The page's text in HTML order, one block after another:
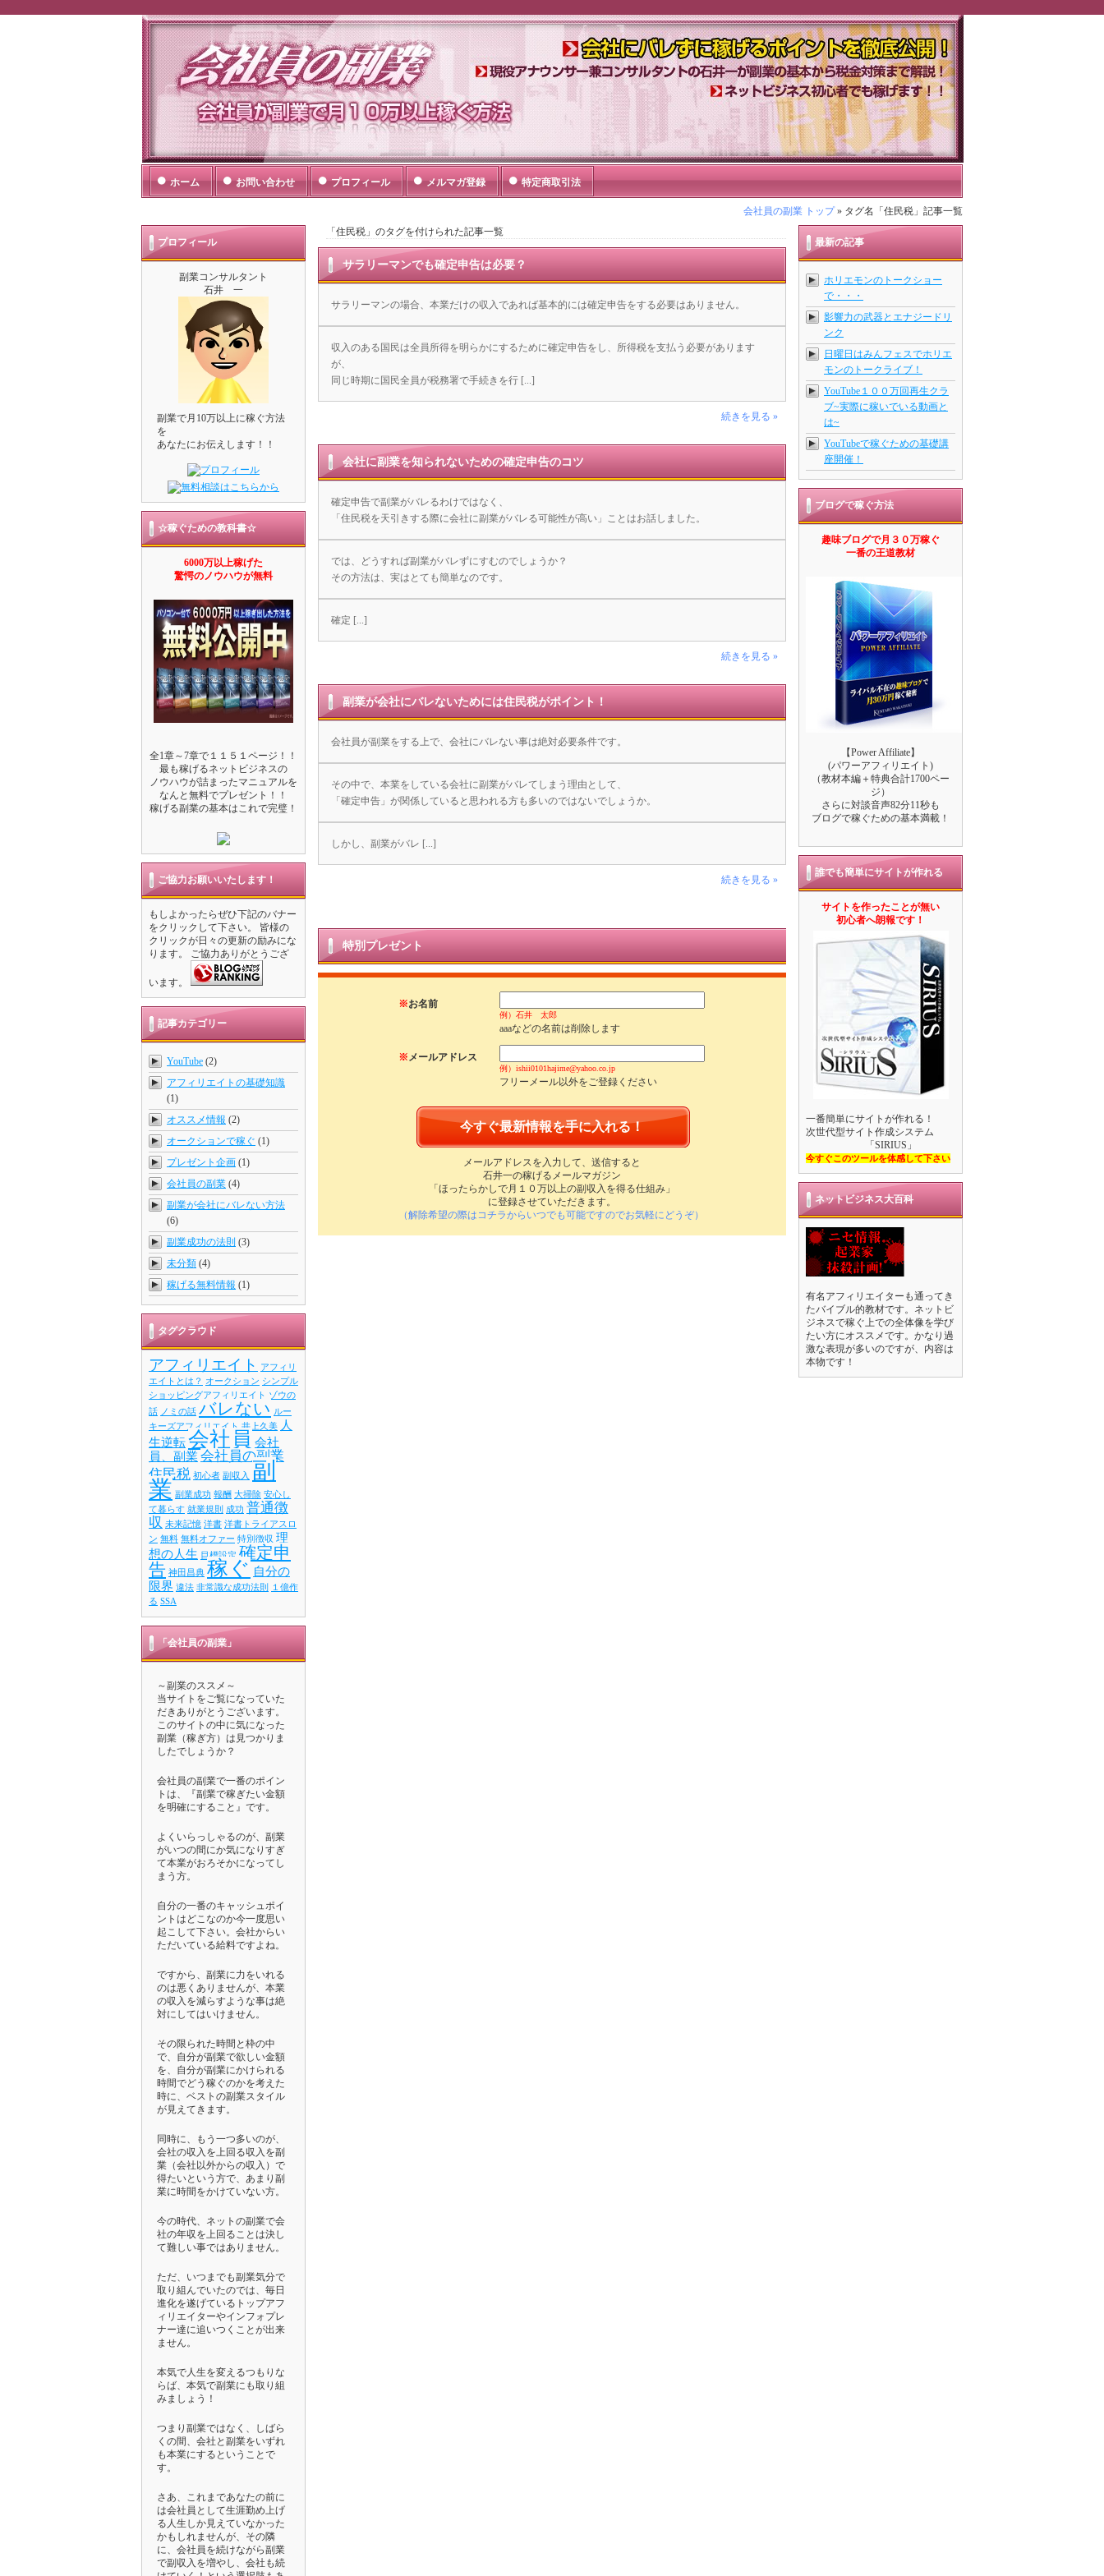
会社員の副業
会社員（サラリーマン・OL）を続けながら、副業で会社にバレずに月10万円以上稼げるポイントを徹底公開！ネットビジネス初心
者でも迷わず取り組めるようこのサイトでは副業の基本から徹底解説！
ホーム お問い合わせ プロフィール メルマガ登録 特定商取引法
会社員の副業 トップ» タグ名「住民税」記事一覧
「住民税」のタグを付けられた記事一覧
サラリーマンでも確定申告は必要？
サラリーマンの場合、本業だけの収入であれば基本的には確定申告をする必要はありません。
収入のある国民は全員所得を明らかにするために確定申告をし、所得税を支払う必要があります
が、
同じ時期に国民全員が税務署で手続きを行 [...]
続きを見る »
会社に副業を知られないための確定申告のコツ
確定申告で副業がバレるわけではなく、
「住民税を天引きする際に会社に副業がバレる可能性が高い」ことはお話しました。
では、どうすれば副業がバレずにすむのでしょうか？
その方法は、実はとても簡単なのです。
確定 [...]
続きを見る »
副業が会社にバレないためには住民税がポイント！
会社員が副業をする上で、会社にバレない事は絶対必要条件です。
その中で、本業をしている会社に副業がバレてしまう理由として、
「確定申告」が関係していると思われる方も多いのではないでしょうか。
しかし、副業がバレ [...]
続きを見る »
特別プレゼント
※お名前
例）石井 太郎
aaaなどの名前は削除します
※メールアドレス
例）ishii0101hajime@yahoo.co.jp
フリーメール以外をご登録ください
メールアドレスを入力して、送信すると
石井一の稼げるメールマガジン
「ほったらかしで月１０万以上の副収入を得る仕組み」
に登録させていただきます。
（解除希望の際はコチラからいつでも可能ですのでお気軽にどうぞ）
最新の記事
ホリエモンのトークショー
で・・・
影響力の武器とエナジードリ
ンク
日曜日はみんフェスでホリエ
モンのトークライブ！
YouTube１００万回再生クラ
ブ~実際に稼いでいる動画と
は~
YouTubeで稼ぐための基礎講
座開催！
ブログで稼ぐ方法
趣味ブログで月３０万稼ぐ
一番の王道教材
【Power Affiliate】
(パワーアフィリエイト)
（教材本編＋特典合計1700ペー
ジ）
さらに対談音声82分11秒も
ブログで稼ぐための基本満載！
誰でも簡単にサイトが作れる
サイトを作ったことが無い
初心者へ朗報です！
一番簡単にサイトが作れる！
次世代型サイト作成システム
「SIRIUS」
今すぐこのツールを体感して下さい
ネットビジネス大百科
有名アフィリエイターも通ってき
たバイブル的教材です。ネットビ
ジネスで稼ぐ上での全体像を学び
たい方にオススメです。かなり過
激な表現が多いのですが、内容は
本物です！
プロフィール
副業コンサルタント
石井 一
副業で月10万以上に稼ぐ方法
を
あなたにお伝えします！！
☆稼ぐための教科書☆
6000万以上稼げた
驚愕のノウハウが無料
全1章～7章で１１５１ページ！！
最も稼げるネットビジネスの
ノウハウが詰まったマニュアルを
なんと無料でプレゼント！！
稼げる副業の基本はこれで完璧！
ご協力お願いいたします！
もしよかったらぜひ下記のバナー
をクリックして下さい。 皆様の
クリックが日々の更新の励みにな
ります。 ご協力ありがとうござ
います。
記事カテゴリー
YouTube (2)
アフィリエイトの基礎知識
(1)
オススメ情報 (2)
オークションで稼ぐ (1)
プレゼント企画 (1)
会社員の副業 (4)
副業が会社にバレない方法
(6)
副業成功の法則 (3)
未分類 (4)
稼げる無料情報 (1)
タグクラウド
アフィリエイト
アフィリ
エイトとは？
オークション シンプル
ショッピングアフィリエイト ゾウの
話 ノミの話 バレない ルー
キーズアフィリエイト 井上久美 人
生逆転会社員 会社
員、副業 会社員の副業
住民税 初心者 副収入 副
業 副業成功 報酬 大掃除 安心し
て暮らす 就業規則 成功 普通徴
収 未来記憶 洋書 洋書トライアスロ
ン 無料 無料オファー 特別徴収 理
想の人生 目標設定 確定申
告 神田昌典 稼ぐ 自分の
限界 違法 非常識な成功法則
１億作
る SSA
「会社員の副業」
～副業のススメ～
当サイトをご覧になっていた
だきありがとうございます。
このサイトの中に気になった
副業（稼ぎ方）は見つかりま
したでしょうか？
会社員の副業で一番のポイン
トは、『副業で稼ぎたい金額
を明確にすること』です。
よくいらっしゃるのが、副業
がいつの間にか気になりすぎ
て本業がおろそかになってし
まう方。
自分の一番のキャッシュポイ
ントはどこなのか今一度思い
起こして下さい。会社からい
ただいている給料ですよね。
ですから、副業に力をいれる
のは悪くありませんが、本業
の収入を減らすような事は絶
対にしてはいけません。
その限られた時間と枠の中
で、自分が副業で欲しい金額
を、自分が副業にかけられる
時間でどう稼ぐのかを考えた
時に、ベストの副業スタイル
が見えてきます。
同時に、もう一つ多いのが、
会社の収入を上回る収入を副
業（会社以外からの収入）で
得たいという方で、あまり副
業に時間をかけていない方。
今の時代、ネットの副業で会
社の年収を上回ることは決し
て難しい事ではありません。
ただ、いつまでも副業気分で
取り組んでいたのでは、毎日
進化を遂げているトップアフ
ィリエイターやインフォプレ
ナー達に追いつくことが出来
ません。
本気で人生を変えるつもりな
らば、本気で副業にも取り組
みましょう！
つまり副業ではなく、しばら
くの間、会社と副業をいずれ
も本業にするということで
す。
さあ、これまであなたの前に
は会社員として生涯勤め上げ
る人生しか見えていなかった
かもしれませんが、その隣
に、会社員を続けながら副業
で副収入を増やし、会社も続